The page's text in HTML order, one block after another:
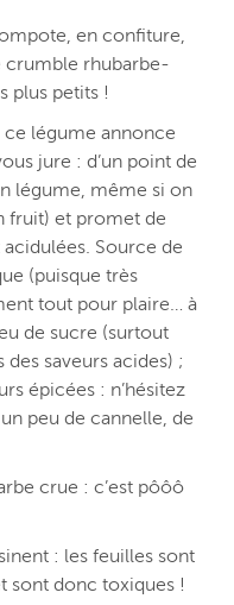
en confiture,
crumble rhubarbe-
plus petits !
ce légume annonce
jure : d’un point de
légume, même si on
fruit) et promet de
Source de
(puisque très
tout pour plaire… à
de sucre (surtout
saveurs acides) ;
épicées : n’hésitez
peu de cannelle, de
crue : c’est pôôô
: les feuilles sont
sont donc toxiques !